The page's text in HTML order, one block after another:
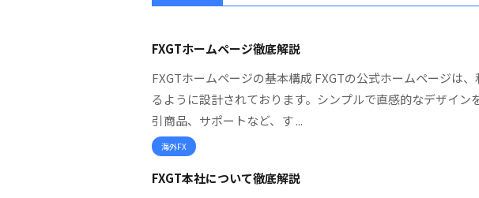
FXGTホームページ徹底解説
FXGTホームページの基本構成 FXGTの公式ホームページは
るように設計されております。シンプルで直感的なデザイン
引商品、サポートなど、す ...
海外FX
FXGT本社について徹底解説